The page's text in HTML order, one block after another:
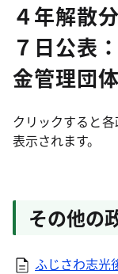
４年解散
７日公表
金管理団
クリックすると
表示されます。
その他の
ふじさわ志光